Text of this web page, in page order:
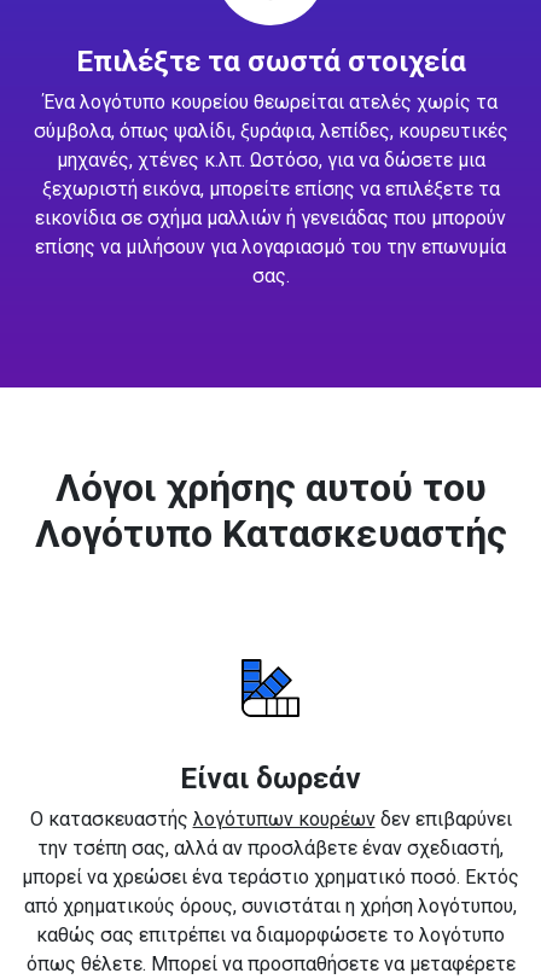
Επιλέξτε τα σωστά στοιχεία
Ένα λογότυπο κουρείου θεωρείται ατελές χωρίς τα
σύμβολα, όπως ψαλίδι, ξυράφια, λεπίδες, κουρευτικές
μηχανές, χτένες κ.λπ. Ωστόσο, για να δώσετε μια
ξεχωριστή εικόνα, μπορείτε επίσης να επιλέξετε τα
εικονίδια σε σχήμα μαλλιών ή γενειάδας που μπορούν
επίσης να μιλήσουν για λογαριασμό του την επωνυμία
σας.
Λόγοι χρήσης αυτού του
Λογότυπο Κατασκευαστής
Είναι δωρεάν
Ο κατασκευαστής λογότυπων κουρέωνδεν επιβαρύνει
την τσέπη σας, αλλά αν προσλάβετε έναν σχεδιαστή,
μπορεί να χρεώσει ένα τεράστιο χρηματικό ποσό. Εκτός
από χρηματικούς όρους, συνιστάται η χρήση λογότυπου,
καθώς σας επιτρέπει να διαμορφώσετε το λογότυπο
όπως θέλετε. Μπορεί να προσπαθήσετε να μεταφέρετε